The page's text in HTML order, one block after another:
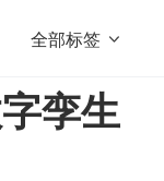
全部标签 
高效工作
孪生